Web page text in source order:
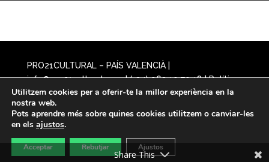
PRO21CULTURAL – PAÍS VALENCIÀ |
info@pro21cultural.com | (+34) 963 10 70 18 |Política
de privacitat |Avís legal
Utilitzem cookies per a oferir-te la millor experiència en la
nostra web.
Pots aprendre més sobre quines cookies utilitzem o canviar-les
en els ajustos.
Acceptar Rebutjar Ajustos
Share This